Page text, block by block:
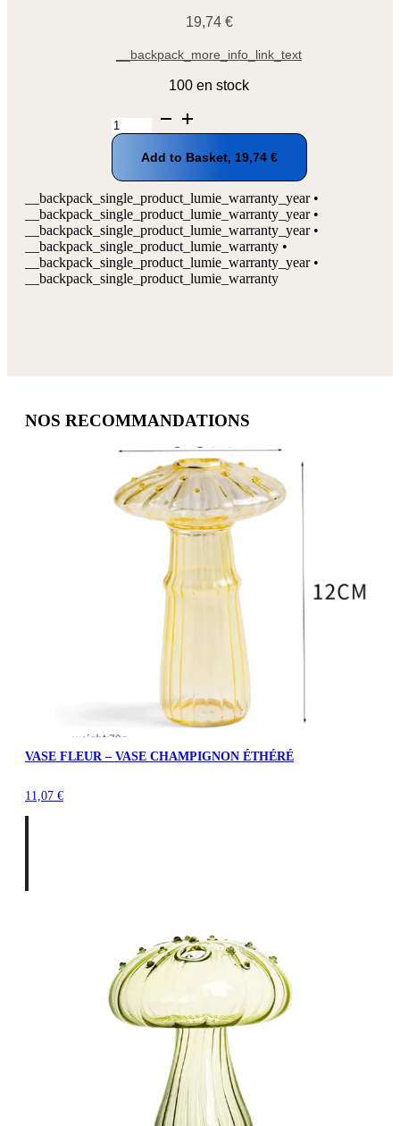
19,74 €
__backpack_more_info_link_text
100 en stock
de
Vase
-
Vase
ondulé
clair
Add to Basket, 19,74 €
__backpack_single_product_lumie_warranty_year •
__backpack_single_product_lumie_warranty_year •
__backpack_single_product_lumie_warranty_year •
__backpack_single_product_lumie_warranty •
__backpack_single_product_lumie_warranty_year •
__backpack_single_product_lumie_warranty
NOS RECOMMANDATIONS
VASE FLEUR – VASE CHAMPIGNON ÉTHÉRÉ
11,07 €